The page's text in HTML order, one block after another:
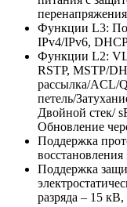
Функции L3:
IPv4/IPv6,
Функции L2:
RSTP, MSTP/
рассылка/ACL/
петель/
Двойной стек/
Обновление
Поддержка
Поддержка
разряда – 15